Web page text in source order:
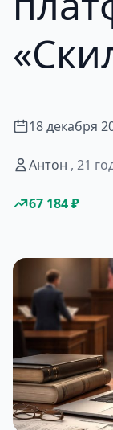
18 декабря
Антон , 21
67 184 ₽